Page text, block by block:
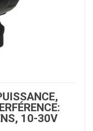
10-30V